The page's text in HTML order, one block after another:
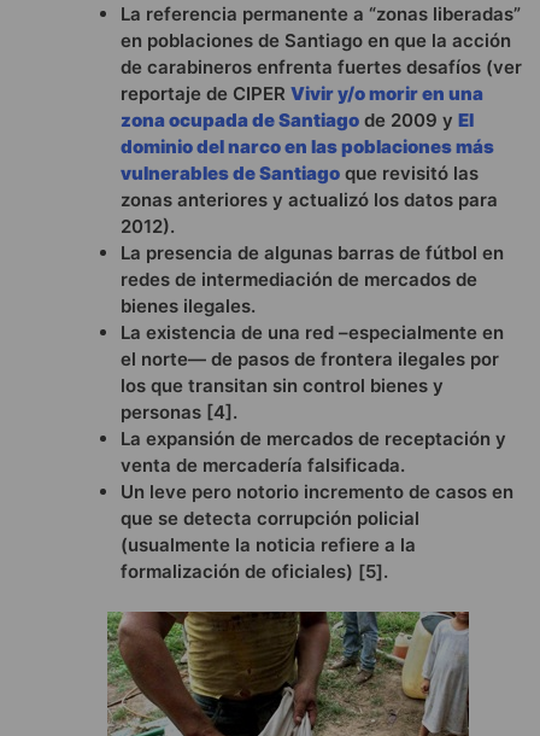
La referencia permanente a “zonas liberadas”
en poblaciones de Santiago en que la acción
de carabineros enfrenta fuertes desafíos (ver
reportaje de CIPER Vivir y/o morir en una
zona ocupada de Santiago de 2009 y El
dominio del narco en las poblaciones más
vulnerables de Santiago que revisitó las
zonas anteriores y actualizó los datos para
2012).
La presencia de algunas barras de fútbol en
redes de intermediación de mercados de
bienes ilegales.
La existencia de una red –especialmente en
el norte— de pasos de frontera ilegales por
los que transitan sin control bienes y
personas [4].
La expansión de mercados de receptación y
venta de mercadería falsificada.
Un leve pero notorio incremento de casos en
que se detecta corrupción policial
(usualmente la noticia refiere a la
formalización de oficiales) [5].